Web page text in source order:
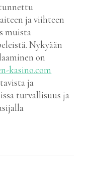
ja viihteen
muista
Nykyään
on
kasino.com
ja
turvallisuus ja